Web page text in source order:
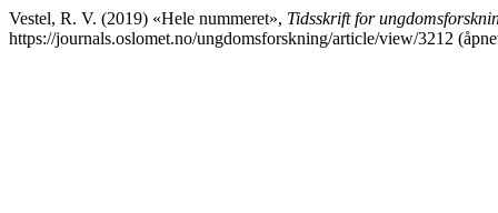
Vestel, R. V. (2019) «Hele nummeret», Tidsskrift for
https://journals.oslomet.no/ungdomsforskning/article/view/3212